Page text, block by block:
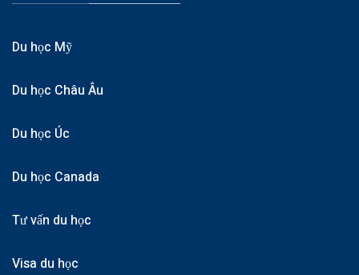
Du học Mỹ
Du học Châu Âu
Du học Úc
Du học Canada
Tư vấn du học
Visa du học